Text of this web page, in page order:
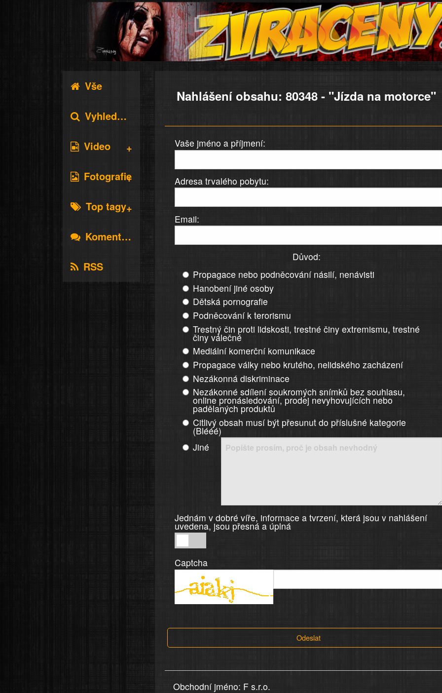
Vše
Vyhledávání
Video
Fotografie
Top tagy
Komentáře
RSS
Nahlášení obsahu: 80348 - "Jízda na motorce"
Vaše jméno a příjmení:
Adresa trvalého pobytu:
Email:
Důvod:
Propagace nebo podněcování násilí, nenávisti
Hanobení jiné osoby
Dětská pornografie
Podněcování k terorismu
Trestný čin proti lidskosti, trestné činy extremismu, trestné
činy válečné
Mediální komerční komunikace
Propagace války nebo krutého, nelidského zacházení
Nezákonná diskriminace
Nezákonné sdílení soukromých snímků bez souhlasu,
online pronásledování, prodej nevyhovujících nebo
padělaných produktů
Citlivý obsah musí být přesunut do příslušné kategorie
(Blééé)
Jiné
Jednám v dobré víře, informace a tvrzení, která jsou v nahlášení
uvedena, jsou přesná a úplná
v
dobré
informace
v
uvedena,
jsou
Captcha
Odeslat
Obchodní jméno: F s.r.o.